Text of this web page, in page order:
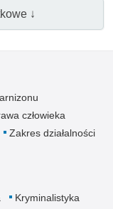
↓
człowieka
Zakres działalności
Kryminalistyka